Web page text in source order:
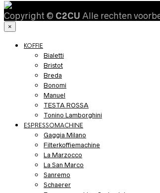
Copyright © C2CU Alle rechten
×
KOFFIE
Bialetti
Bristot
Breda
Bonomi
Manuel
TESTA ROSSA
Tonino Lamborghini
ESPRESSOMACHINE
Gaggia Milano
Filterkoffiemachine
La Marzocco
La San Marco
Sanremo
Schaerer